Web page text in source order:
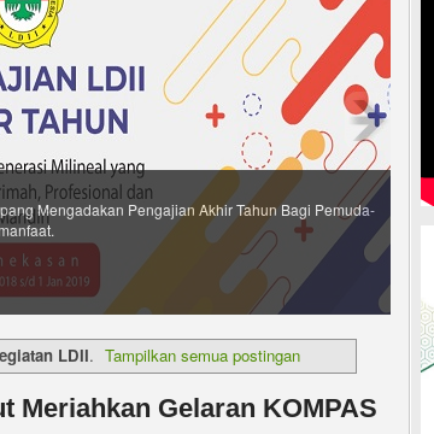
Mengadakan Pengajian Akhir Tahun Bagi Pemuda-
LDII. Tampilkan semua postingan
Meriahkan Gelaran KOMPAS